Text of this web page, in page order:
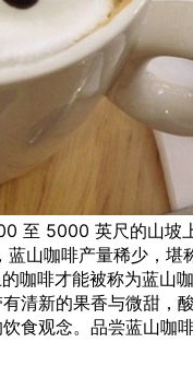
至 5000 英尺的山坡
山咖啡产量稀少，堪
咖啡才能被称为蓝山咖
清新的果香与微甜，
食观念。品尝蓝山咖